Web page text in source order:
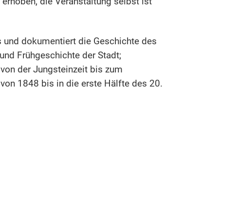
dokumentiert die Geschichte des
Frühgeschichte der Stadt;
der Jungsteinzeit bis zum
1848 bis in die erste Hälfte des 20.